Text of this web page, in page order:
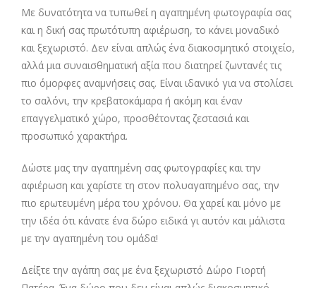
Με δυνατότητα να τυπωθεί η αγαπημένη φωτογραφία σας
και η δική σας πρωτότυπη αφιέρωση, το κάνει μοναδικό
και ξεχωριστό. Δεν είναι απλώς ένα διακοσμητικό στοιχείο,
αλλά μια συναισθηματική αξία που διατηρεί ζωντανές τις
πιο όμορφες αναμνήσεις σας. Είναι ιδανικό για να στολίσει
το σαλόνι, την κρεβατοκάμαρα ή ακόμη και έναν
επαγγελματικό χώρο, προσθέτοντας ζεστασιά και
προσωπικό χαρακτήρα.
Δώστε μας την αγαπημένη σας φωτογραφίες και την
αφιέρωση και χαρίστε τη στον πολυαγαπημένο σας, την
πιο ερωτευμένη μέρα του χρόνου. Θα χαρεί και μόνο με
την ιδέα ότι κάνατε ένα δώρο ειδικά γι αυτόν και μάλιστα
με την αγαπημένη του ομάδα!
Δείξτε την αγάπη σας με ένα ξεχωριστό Δώρο Γιορτή